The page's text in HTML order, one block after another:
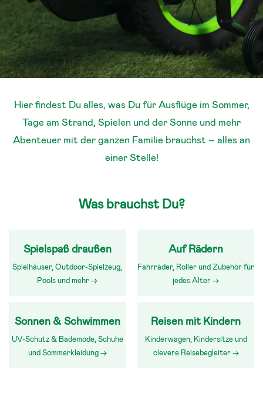
Hier findest Du alles, was Du für Ausflüge im Sommer,
Tage am Strand, Spielen und der Sonne und mehr
Abenteuer mit der ganzen Familie brauchst – alles an
einer Stelle!
Was brauchst Du?
Spielspaß draußen
Spielhäuser, Outdoor-Spielzeug,
Pools und mehr →
Auf Rädern
Fahrräder, Roller und Zubehör für
jedes Alter →
Sonnen & Schwimmen
UV-Schutz & Bademode, Schuhe
und Sommerkleidung →
Reisen mit Kindern
Kinderwagen, Kindersitze und
clevere Reisebegleiter →